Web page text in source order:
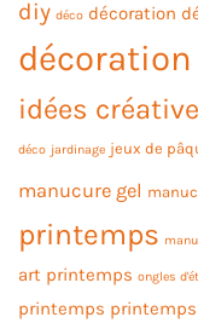
diy déco décoration
idées
déco jardinage jeux de
manucure gel
printemps
art printemps ongles
printemps